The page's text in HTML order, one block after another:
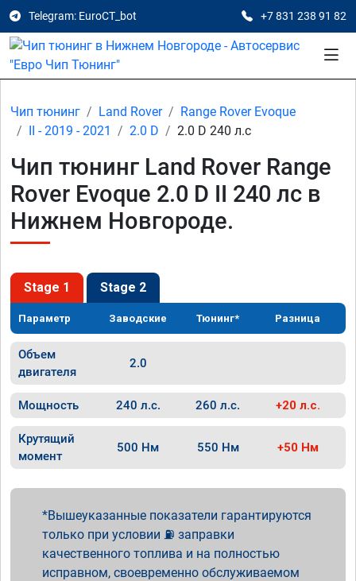
Telegram: EuroCT_bot +7 831 238 91 82
Чип тюнинг Land Rover
Range Rover Evoque
II - 2019 - 2021
2.0 D 2.0 D 240 л.с
Чип тюнинг Land Rover Range
Rover Evoque 2.0 D II 240 лс в
Нижнем Новгороде.
Stage 1 Stage 2
Параметр Заводские Тюнинг* Разница
Объем
двигателя
2.0
Мощность 240 л.с. 260 л.с. +20 л.с.
Крутящий
момент
500 Нм 550 Нм +50 Нм
Вышеуказанные показатели гарантируются
только при условии ⛽ заправки
качественного топлива и на полностью
исправном, своевременно обслуживаемом